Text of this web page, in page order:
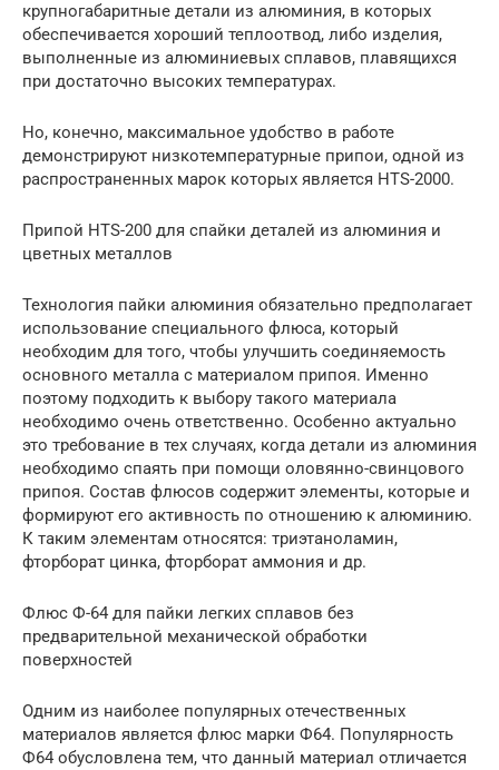
крупногабаритные детали из алюминия, в которых
обеспечивается хороший теплоотвод, либо изделия,
выполненные из алюминиевых сплавов, плавящихся
при достаточно высоких температурах.
Но, конечно, максимальное удобство в работе
демонстрируют низкотемпературные припои, одной из
распространенных марок которых является HTS-2000.
Припой HTS-200 для спайки деталей из алюминия и
цветных металлов
Технология пайки алюминия обязательно предполагает
использование специального флюса, который
необходим для того, чтобы улучшить соединяемость
основного металла с материалом припоя. Именно
поэтому подходить к выбору такого материала
необходимо очень ответственно. Особенно актуально
это требование в тех случаях, когда детали из алюминия
необходимо спаять при помощи оловянно-свинцового
припоя. Состав флюсов содержит элементы, которые и
формируют его активность по отношению к алюминию.
К таким элементам относятся: триэтаноламин,
фторборат цинка, фторборат аммония и др.
Флюс Ф-64 для пайки легких сплавов без
предварительной механической обработки
поверхностей
Одним из наиболее популярных отечественных
материалов является флюс марки Ф64. Популярность
Ф64 обусловлена тем, что данный материал отличается